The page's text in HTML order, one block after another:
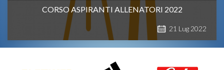
CORSO ASPIRANTI ALLENATORI 2022
21 Lug 2022